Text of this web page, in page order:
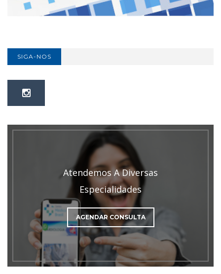
SIGA-NOS
Atendemos A Diversas
Especialidades
AGENDAR CONSULTA